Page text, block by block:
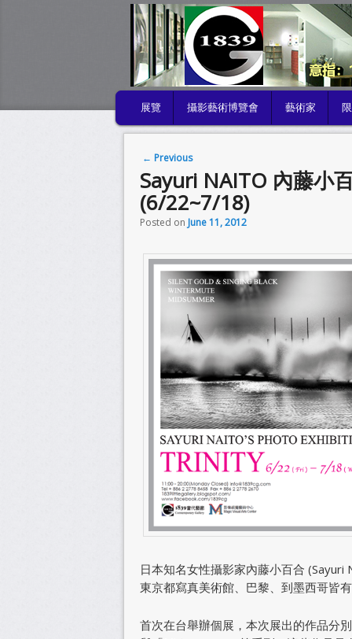
MAIN MENU
SKIP TO PRIMARY CONTENT
SKIP TO SECONDARY CONTENT
展覽 攝影藝術博覽會 藝術家
Post navigation
← Previous
Sayuri NAITO 內藤小
(6/22~7/18)
Posted on June 11, 2012
日本知名女性攝影家內藤小百合
東京都寫真美術館、巴黎、到墨西哥皆
首次在台舉辦個展，本次展出的作品分